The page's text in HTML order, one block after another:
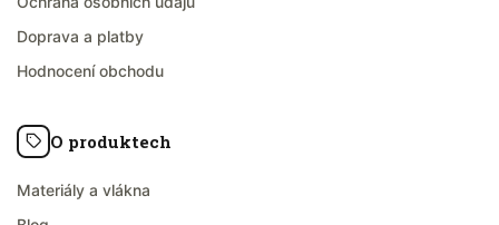
Doprava a platby
Hodnocení obchodu
O produktech
Materiály a vlákna